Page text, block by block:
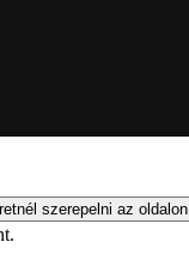
szerepelni az oldalon.